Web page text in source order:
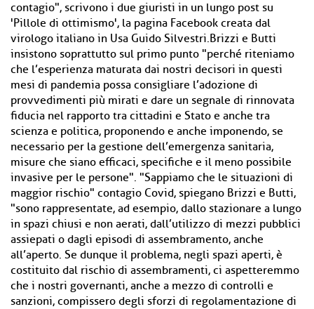
contagio", scrivono i due giuristi in un lungo post su
'Pillole di ottimismo', la pagina Facebook creata dal
virologo italiano in Usa Guido Silvestri.Brizzi e Butti
insistono soprattutto sul primo punto "perché riteniamo
che l’esperienza maturata dai nostri decisori in questi
mesi di pandemia possa consigliare l’adozione di
provvedimenti più mirati e dare un segnale di rinnovata
fiducia nel rapporto tra cittadini e Stato e anche tra
scienza e politica, proponendo e anche imponendo, se
necessario per la gestione dell’emergenza sanitaria,
misure che siano efficaci, specifiche e il meno possibile
invasive per le persone". "Sappiamo che le situazioni di
maggior rischio" contagio Covid, spiegano Brizzi e Butti,
"sono rappresentate, ad esempio, dallo stazionare a lungo
in spazi chiusi e non aerati, dall’utilizzo di mezzi pubblici
assiepati o dagli episodi di assembramento, anche
all’aperto. Se dunque il problema, negli spazi aperti, è
costituito dal rischio di assembramenti, ci aspetteremmo
che i nostri governanti, anche a mezzo di controlli e
sanzioni, compissero degli sforzi di regolamentazione di